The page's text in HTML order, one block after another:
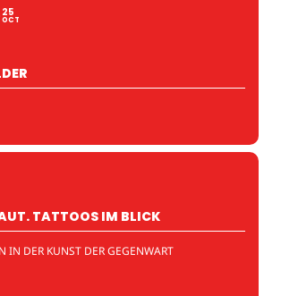
25
OCT
TATTOOS IM BLICK
IN DER KUNST DER GEGENWART